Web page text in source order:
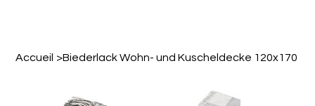
Accueil >Biederlack Wohn- und Kuscheldecke 120x170